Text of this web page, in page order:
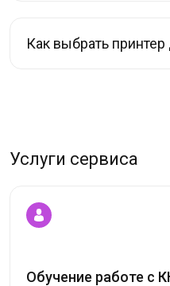
Как выбрать
Услуги сервиса
Обучение работе с